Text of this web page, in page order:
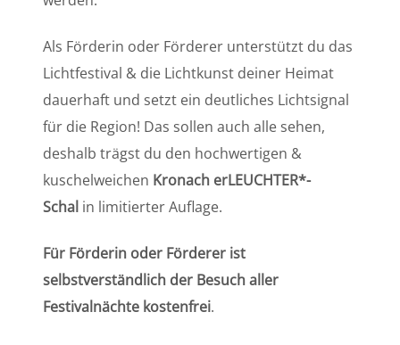
Als Förderin oder Förderer unterstützt du das
Lichtfestival & die Lichtkunst deiner Heimat
dauerhaft und setzt ein deutliches Lichtsignal
für die Region! Das sollen auch alle sehen,
deshalb trägst du den hochwertigen &
kuschelweichen Kronach erLEUCHTER*-
Schal in limitierter Auflage.
Für Förderin oder Förderer ist
selbstverständlich der Besuch aller
Festivalnächte kostenfrei.